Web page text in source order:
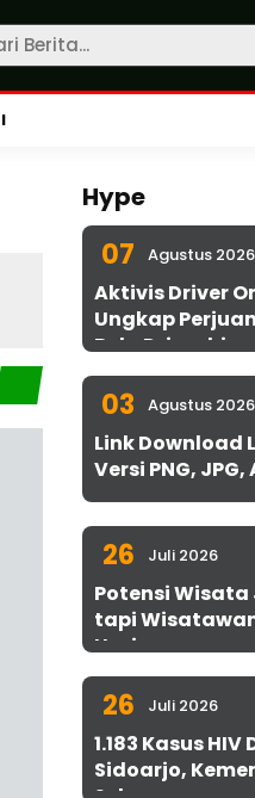
Hype
07 Agustus 2026
Aktivis Driver
Ungkap
Bela Driver
03 Agustus 2026
Link Download
Versi PNG, JPG,
26 Juli 2026
Potensi
tapi
Hari
26 Juli 2026
1.183 Kasus
Sidoarjo,